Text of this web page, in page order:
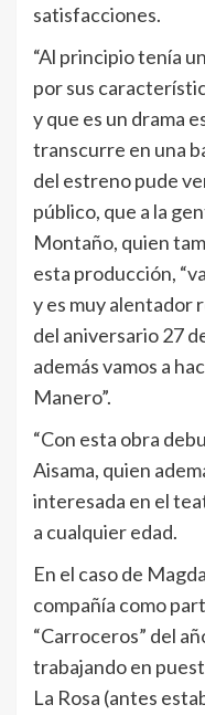
satisfacciones.
“Al principio tenía
por sus
y que es un drama
transcurre en una
del estreno pude
público, que a la
Montaño, quien
esta producción,
y es muy alentador
del aniversario 27
además vamos a
Manero”.
“Con esta obra
Aisama, quien
interesada en el
a cualquier edad.
En el caso de
compañía como
“Carroceros” del
trabajando en
La Rosa (antes